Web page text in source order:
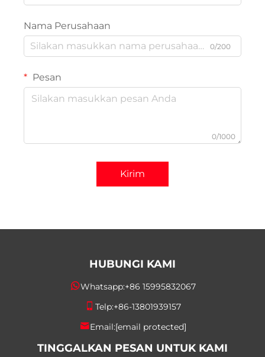
Nama Perusahaan
0/200
Pesan
0/1000
Kirim
HUBUNGI KAMI
Whatsapp:+86 15995832067
Telp:+86-13801939157
Email:[email protected]
TINGGALKAN PESAN UNTUK KAMI